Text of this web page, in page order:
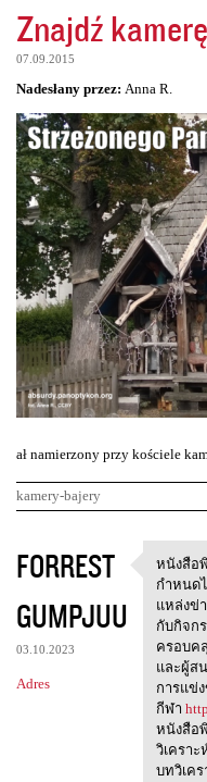
Znajdź
07.09.2015
Nadesłany przez: Anna R.
ał namierzony przy kościele
kamery-bajery
K
o
m
e
n
FORREST
GUMPJUU
03.10.2023
Adres
หนังสื
หนังสือ
กำหนด
แหล่งข่
กับกิจก
ครอบค
และผู้ส
การแข่
กีฬา
หนังสือ
วิเครา
บทวิเค